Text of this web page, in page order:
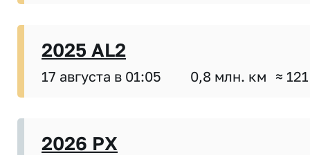
2025 AL2
17 августа в 01:05 0,8 млн. км ≈
2026 PX